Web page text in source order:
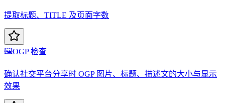
提取标题、TITLE 及页面字数
🖼️OGP 检查
确认社交平台分享时 OGP 图片、标题、描述文的大小与显示
效果